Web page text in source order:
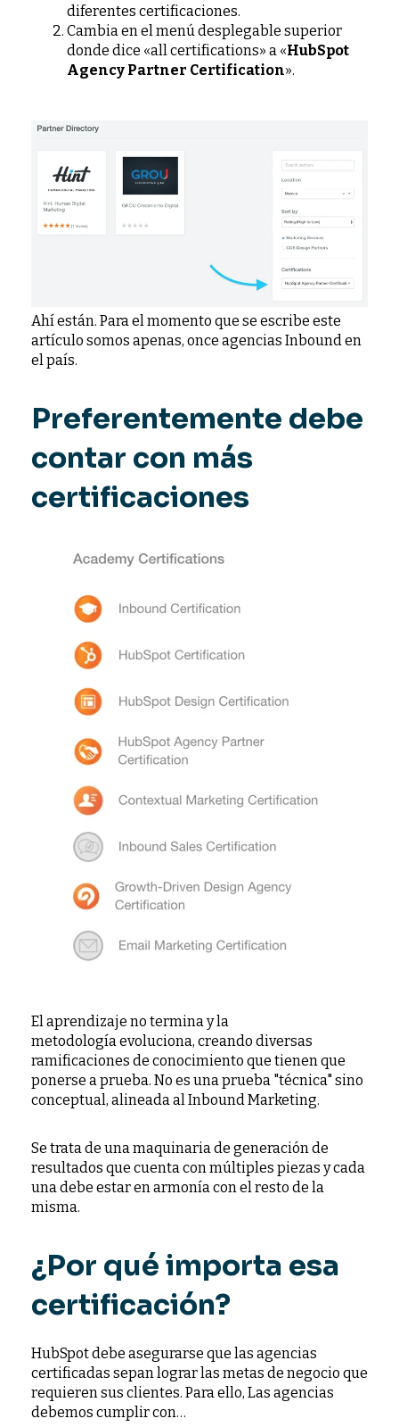
diferentes certificaciones.
Cambia en el menú desplegable superior
donde dice «all certifications» a «HubSpot
Agency Partner Certification».
Ahí están. Para el momento que se escribe este
artículo somos apenas, once agencias Inbound en
el país.
Preferentemente debe
contar con más
certificaciones
El aprendizaje no termina y la
metodología evoluciona, creando diversas
ramificaciones de conocimiento que tienen que
ponerse a prueba. No es una prueba "técnica" sino
conceptual, alineada al Inbound Marketing.
Se trata de una maquinaria de generación de
resultados que cuenta con múltiples piezas y cada
una debe estar en armonía con el resto de la
misma.
¿Por qué importa esa
certificación?
HubSpot debe asegurarse que las agencias
certificadas sepan lograr las metas de negocio que
requieren sus clientes. Para ello, Las agencias
debemos cumplir con…